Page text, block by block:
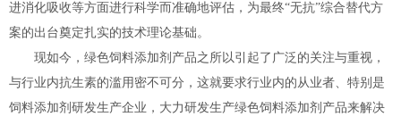
进消化吸收等方面进行科学而准确地评估，为最终“无抗”综合替代方
案的出台奠定扎实的技术理论基础。
现如今，绿色饲料添加剂产品之所以引起了广泛的关注与重视，
与行业内抗生素的滥用密不可分，这就要求行业内的从业者、特别是
饲料添加剂研发生产企业，大力研发生产绿色饲料添加剂产品来解决